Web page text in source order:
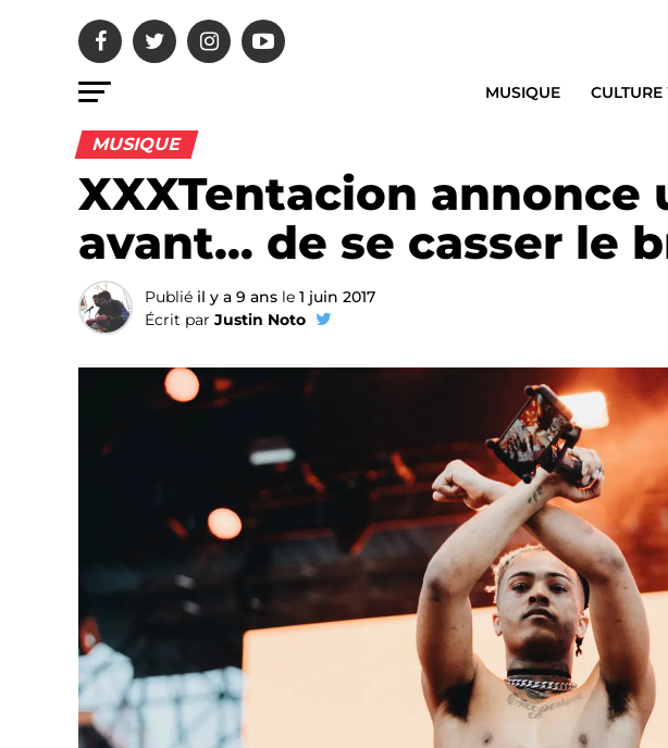
MUSIQUE
MUSIQUE
XXXTentacion annonce
avant… de se casser le
Publié il y a 9 ans le 1 juin 2017
Écrit par Justin Noto